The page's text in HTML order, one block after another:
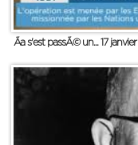
Ãa s'est passÃ© un... 17 janvier